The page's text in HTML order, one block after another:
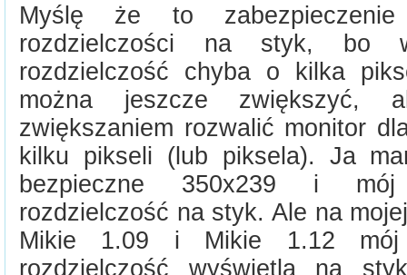
Myślę że to
rozdzielczości na styk, bo
rozdzielczość chyba o kilka
można jeszcze
zwiększaniem rozwalić monitor
kilku pikseli (lub piksela). Ja
bezpieczne 350x239 i mój
rozdzielczość na styk. Ale na
Mikie 1.09 i Mikie 1.12 mój
rozdzielczość wyświetla na